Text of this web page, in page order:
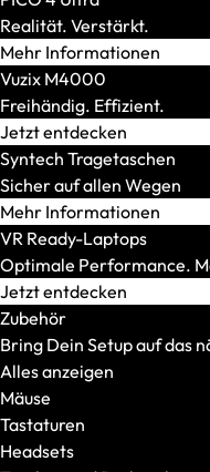
Realität. Verstärkt.
Mehr Informationen
Vuzix M4000
Freihändig. Effizient.
Jetzt entdecken
Syntech Tragetaschen
Sicher auf allen Wegen
Mehr Informationen
VR Ready-Laptops
Optimale Performance.
Jetzt entdecken
Zubehör
Bring Dein Setup auf das
Alles anzeigen
Mäuse
Tastaturen
Headsets
Intel
CPU-Generation
AMD Fire Range
AMD Krackan Point
AMD Strix Point
Intel Arrow Lake H
Intel Arrow Lake HX
Konnektivität
Thunderbolt/USB4
RJ45 Port (LAN)
HDMI 2.1
DisplayPort 2.1
Kartenleser
SmartCard
Wi-Fi 7
LTE
Display-Features
Mini-LED/OLED